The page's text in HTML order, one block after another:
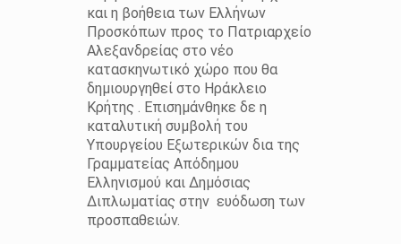
και η βοήθεια των Ελλήνων
Προσκόπων προς το Πατριαρχείο
Αλεξανδρείας στο νέο
κατασκηνωτικό χώρο που θα
δημιουργηθεί στο Ηράκλειο
Κρήτης . Επισημάνθηκε δε η
καταλυτική συμβολή του
Υπουργείου Εξωτερικών δια της
Γραμματείας Απόδημου
Ελληνισμού και Δημόσιας
Διπλωματίας στην ευόδωση των
προσπαθειών.